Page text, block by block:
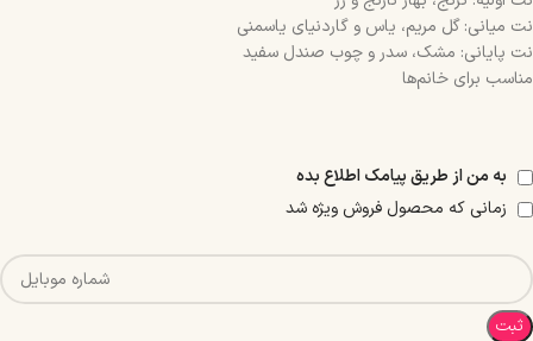
نت میانی: گل مریم، یاس و گاردنیای یاسمنی
نت پایانی: مشک، سدر و چوب صندل سفید
مناسب برای خانم‌ها
به من از طریق پیامک اطلاع بده
زمانی که محصول فروش ویژه شد
ثبت